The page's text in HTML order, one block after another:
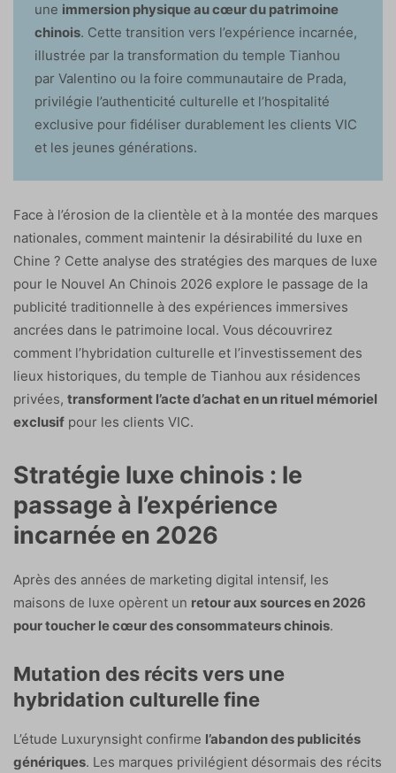
une immersion physique au cœur du patrimoine
chinois. Cette transition vers l’expérience incarnée,
illustrée par la transformation du temple Tianhou
par Valentino ou la foire communautaire de Prada,
privilégie l’authenticité culturelle et l’hospitalité
exclusive pour fidéliser durablement les clients VIC
et les jeunes générations.
Face à l’érosion de la clientèle et à la montée des marques
nationales, comment maintenir la désirabilité du luxe en
Chine ? Cette analyse des stratégies des marques de luxe
pour le Nouvel An Chinois 2026 explore le passage de la
publicité traditionnelle à des expériences immersives
ancrées dans le patrimoine local. Vous découvrirez
comment l’hybridation culturelle et l’investissement des
lieux historiques, du temple de Tianhou aux résidences
privées, transforment l’acte d’achat en un rituel mémoriel
exclusif pour les clients VIC.
Stratégie luxe chinois : le
passage à l’expérience
incarnée en 2026
Après des années de marketing digital intensif, les
maisons de luxe opèrent un retour aux sources en 2026
pour toucher le cœur des consommateurs chinois.
Mutation des récits vers une
hybridation culturelle fine
L’étude Luxurynsight confirme l’abandon des publicités
génériques. Les marques privilégient désormais des récits